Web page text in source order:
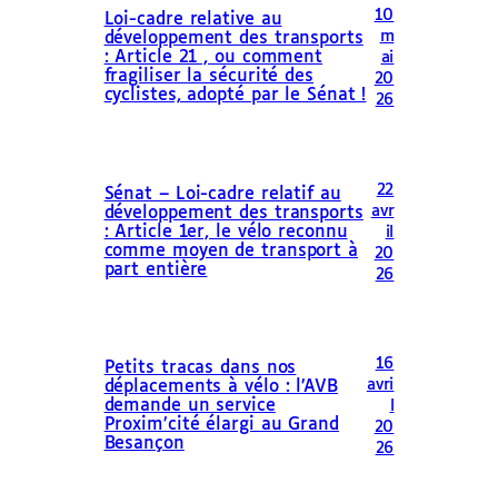
Loi-cadre relative au
développement des transports
: Article 21 , ou comment
fragiliser la sécurité des
cyclistes, adopté par le Sénat !
10
m
ai
20
26
Sénat – Loi-cadre relatif au
développement des transports
: Article 1er, le vélo reconnu
comme moyen de transport à
part entière
22
avr
il
20
26
Petits tracas dans nos
déplacements à vélo : l’AVB
demande un service
Proxim’cité élargi au Grand
Besançon
16
avri
20
26